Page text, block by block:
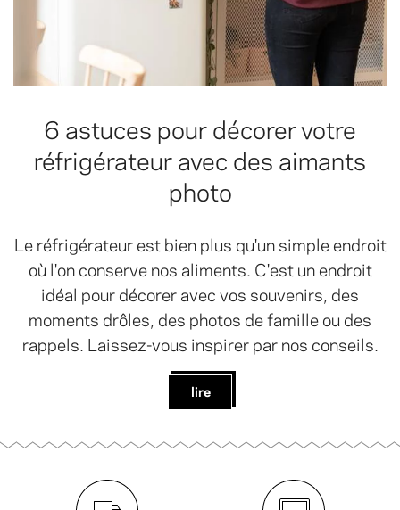
6 astuces pour décorer votre
réfrigérateur avec des aimants
photo
Le réfrigérateur est bien plus qu'un simple endroit
où l'on conserve nos aliments. C'est un endroit
idéal pour décorer avec vos souvenirs, des
moments drôles, des photos de famille ou des
rappels. Laissez-vous inspirer par nos conseils.
lire